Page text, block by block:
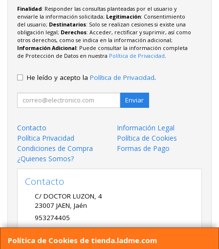
Política de Cookies de tienda.ladme.com
Finalidad: Responder las consultas planteadas por el usuario y
enviarle la información solicitada; Legitimación: Consentimiento
del usuario; Destinatarios: Solo se realizan cesiones si existe una
obligación legal; Derechos: Acceder, rectificar y suprimir, así como
otros derechos, como se indica en la información adicional;
Información Adicional: Puede consultar la información completa
de Protección de Datos en nuestra Política de Privacidad.
He leído y acepto la Política de Privacidad.
Enviar
Contacto
Información Legal
Política Privacidad
Política de Cookies
Condiciones de Compra
Formas de Pago
¿Quienes Somos?
Contacto
C/ DOCTOR LUZON, 4
23007 JAEN, Jaén
953274405
LADME@LADME.COM